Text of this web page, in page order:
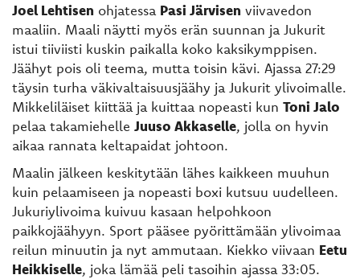
Joel Lehtisen ohjatessa Pasi Järvisen viivavedon
maaliin. Maali näytti myös erän suunnan ja Jukurit
istui tiiviisti kuskin paikalla koko kaksikymppisen.
Jäähyt pois oli teema, mutta toisin kävi. Ajassa 27:29
täysin turha väkivaltaisuusjäähy ja Jukurit ylivoimalle.
Mikkeliläiset kiittää ja kuittaa nopeasti kun Toni Jalo
pelaa takamiehelle Juuso Akkaselle, jolla on hyvin
aikaa rannata keltapaidat johtoon.
Maalin jälkeen keskitytään lähes kaikkeen muuhun
kuin pelaamiseen ja nopeasti boxi kutsuu uudelleen.
Jukuriylivoima kuivuu kasaan helpohkoon
paikkojäähyyn. Sport pääsee pyörittämään ylivoimaa
reilun minuutin ja nyt ammutaan. Kiekko viivaan Eetu
Heikkiselle, joka lämää peli tasoihin ajassa 33:05.